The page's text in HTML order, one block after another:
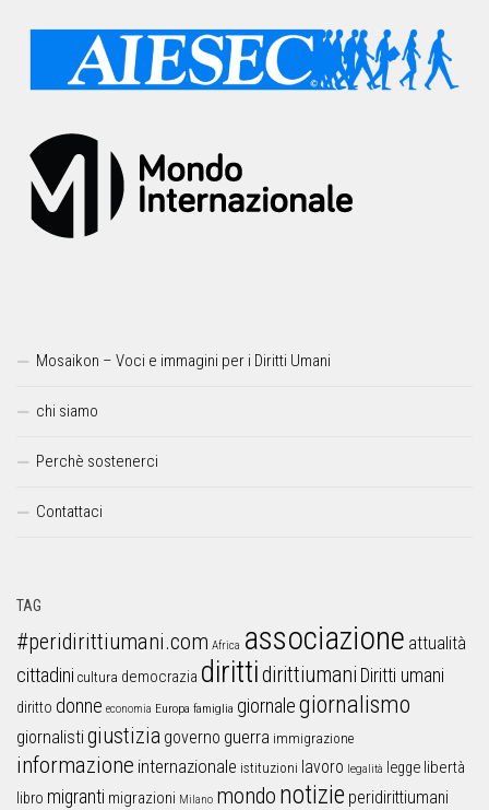
Mosaikon – Voci e immagini per i Diritti Umani
chi siamo
Perchè sostenerci
Contattaci
TAG
#peridirittiumani.com Africa associazione attualità
cittadini cultura democrazia dirittidirittiumani Diritti umani
diritto donne economia Europa famiglia giornalegiornalismo
giornalistigiustizia governo guerra immigrazione
informazione internazionale istituzioni lavoro legalità legge libertà
libro migranti migrazioni Milano mondo notizie peridirittiumani